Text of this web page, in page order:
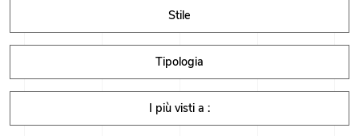
Stile
Tipologia
I più visti a :